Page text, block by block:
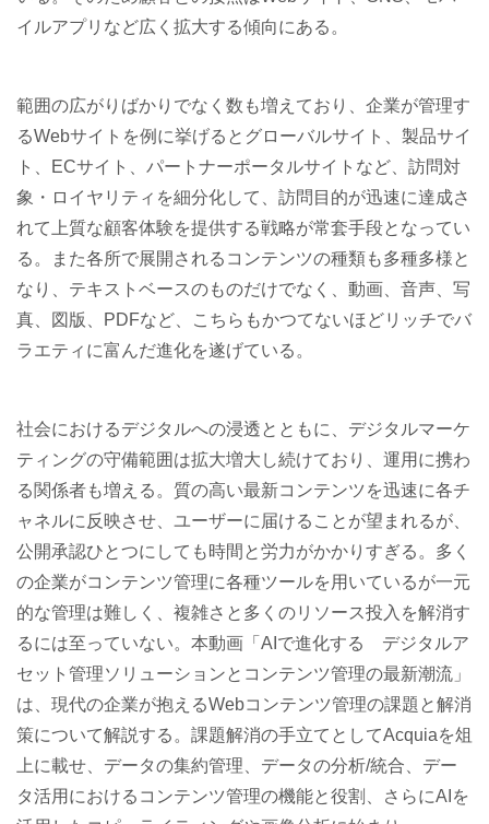
イルアプリなど広く拡大する傾向にある。
範囲の広がりばかりでなく数も増えており、企業が管理す
るWebサイトを例に挙げるとグローバルサイト、製品サイ
ト、ECサイト、パートナーポータルサイトなど、訪問対
象・ロイヤリティを細分化して、訪問目的が迅速に達成さ
れて上質な顧客体験を提供する戦略が常套手段となってい
る。また各所で展開されるコンテンツの種類も多種多様と
なり、テキストベースのものだけでなく、動画、音声、写
真、図版、PDFなど、こちらもかつてないほどリッチでバ
ラエティに富んだ進化を遂げている。
社会におけるデジタルへの浸透とともに、デジタルマーケ
ティングの守備範囲は拡大増大し続けており、運用に携わ
る関係者も増える。質の高い最新コンテンツを迅速に各チ
ャネルに反映させ、ユーザーに届けることが望まれるが、
公開承認ひとつにしても時間と労力がかかりすぎる。多く
の企業がコンテンツ管理に各種ツールを用いているが一元
的な管理は難しく、複雑さと多くのリソース投入を解消す
るには至っていない。本動画「AIで進化する デジタルア
セット管理ソリューションとコンテンツ管理の最新潮流」
は、現代の企業が抱えるWebコンテンツ管理の課題と解消
策について解説する。課題解消の手立てとしてAcquiaを俎
上に載せ、データの集約管理、データの分析/統合、デー
タ活用におけるコンテンツ管理の機能と役割、さらにAIを